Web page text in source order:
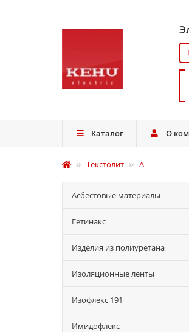
Каталог О
Текстолит А
Асбестовые материалы
Гетинакс
Изделия из полиуретана
Изоляционные ленты
Изофлекс 191
Имидофлекс